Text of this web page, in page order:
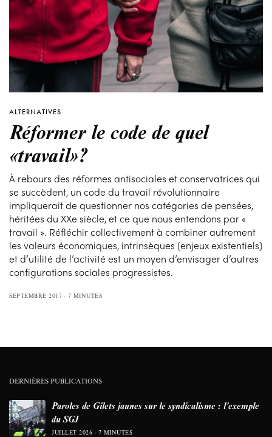
ALTERNATIVES
Réformer le code de quel
«travail»?
À rebours des réformes antisociales et conservatrices qui
se succèdent, un code du travail révolutionnaire
impliquerait de questionner nos catégories de pensées,
héritées du XXe siècle, et ce que nous entendons par «
travail ». Réfléchir collectivement à combiner autrement
les valeurs économiques, intrinsèques (enjeux existentiels)
et d’utilité de l’activité est un moyen d’envisager d’autres
configurations sociales progressistes.
SEPTEMBRE 2017 7 MINUTES
DERNIÈRES PUBLICATIONS
Paroles de Gilets jaunes sur le syndicalisme : l’exemple
du SGJ
JUILLET 2026 7 MINUTES